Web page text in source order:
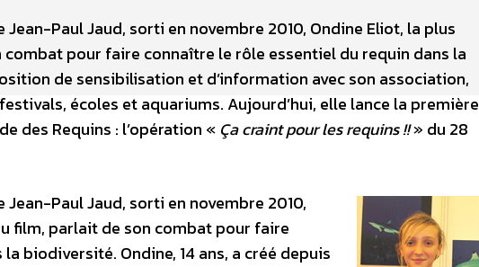
Jean-Paul Jaud, sorti en novembre 2010, Ondine Eliot, la plus
pour faire connaître le rôle essentiel du requin dans la
de sensibilisation et d’information avec son association,
écoles et aquariums. Aujourd’hui, elle lance la première
des Requins : l’opération « Ça craint pour les requins !!» du 28
Jean-Paul Jaud, sorti en novembre 2010,
film, parlait de son combat pour faire
biodiversité. Ondine, 14 ans, a créé depuis